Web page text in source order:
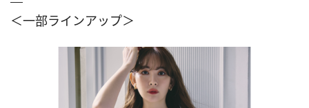
＜一部ラインアップ＞